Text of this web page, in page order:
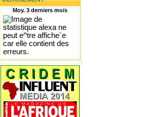
Moy. 3 derniers mois